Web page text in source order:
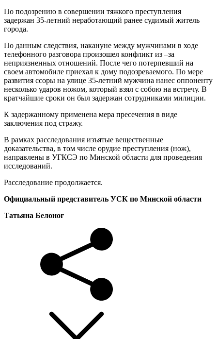
По подозрению в совершении тяжкого преступления
задержан 35-летний неработающий ранее судимый житель
города.
По данным следствия, накануне между мужчинами в ходе
телефонного разговора произошел конфликт из –за
неприязненных отношений. После чего потерпевший на
своем автомобиле приехал к дому подозреваемого. По мере
развития ссоры на улице 35-летний мужчина нанес оппоненту
несколько ударов ножом, который взял с собою на встречу. В
кратчайшие сроки он был задержан сотрудниками милиции.
К задержанному применена мера пресечения в виде
заключения под стражу.
В рамках расследования изъятые вещественные
доказательства, в том числе орудие преступления (нож),
направлены в УГКСЭ по Минской области для проведения
исследований.
Расследование продолжается.
Официальный представитель УСК по Минской области
Татьяна Белоног